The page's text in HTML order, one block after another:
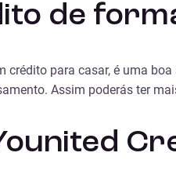
de
para casar, é uma
Assim poderás ter